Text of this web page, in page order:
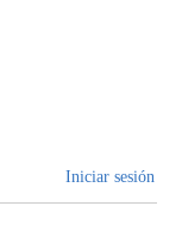
Iniciar sesión